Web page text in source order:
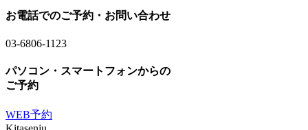
お電話でのご予約・お問い合わせ
03-6806-1123
パソコン・スマートフォンからの
ご予約
WEB予約